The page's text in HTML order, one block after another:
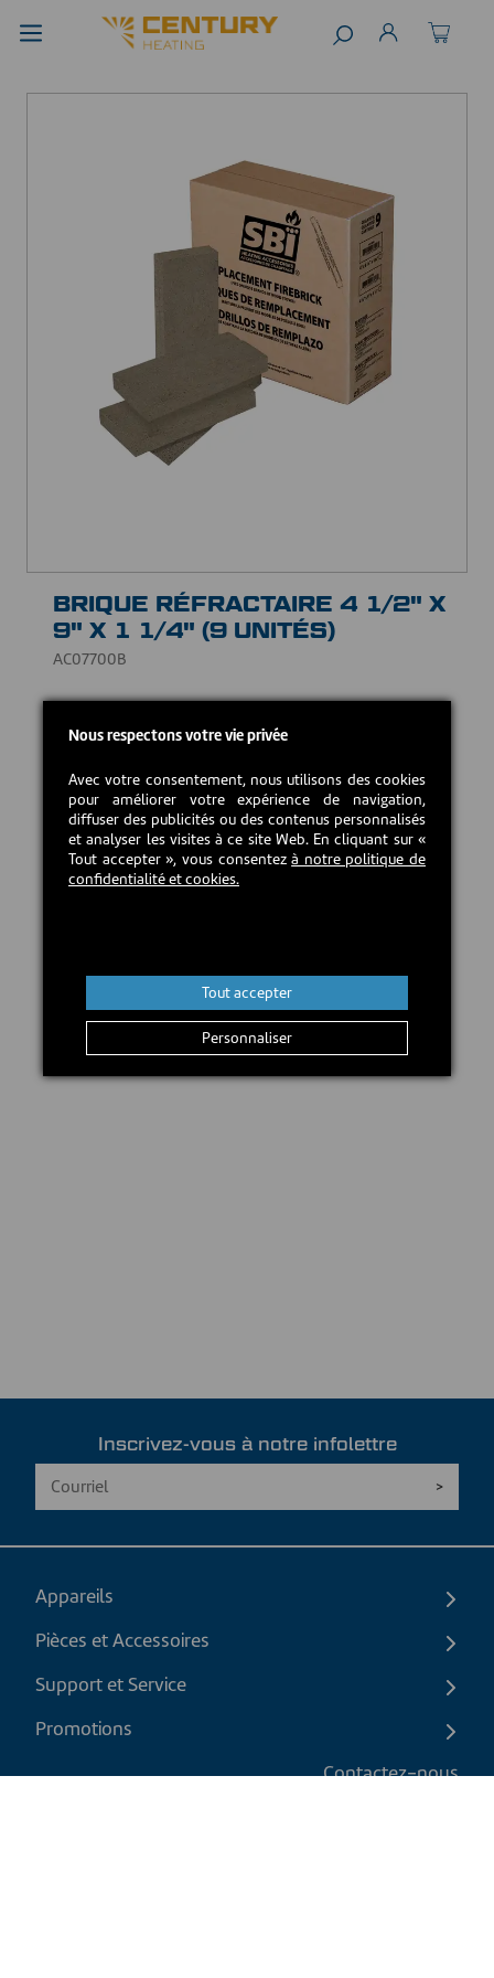
BRIQUE RÉFRACTAIRE 4 1/2" X
9" X 1 1/4" (9 UNITÉS)
AC07700B
poêles à bois.
35,00 CAD$
En stock
Inscrivez-vous à notre infolettre
Appareils
Pièces et Accessoires
Support et Service
Promotions
Contactez-nous
Nous respectons votre vie privée
Avec votre consentement, nous utilisons des cookies
pour améliorer votre expérience de navigation,
diffuser des publicités ou des contenus personnalisés
et analyser les visites à ce site Web. En cliquant sur «
Tout accepter », vous consentezà notre politique de
confidentialité et cookies.
Personnaliser
Tout accepter